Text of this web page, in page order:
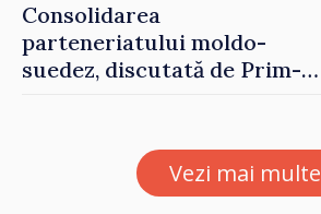
Consolidarea
parteneriatului moldo-
suedez, discutată de Prim-
Petra Lärke
Vezi mai multe